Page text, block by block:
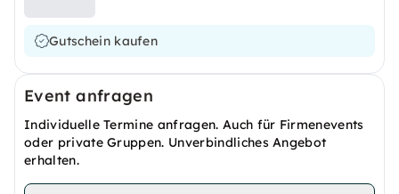
Gutschein kaufen
Event anfragen
Individuelle Termine anfragen. Auch für Firmenevents
oder private Gruppen. Unverbindliches Angebot
erhalten.